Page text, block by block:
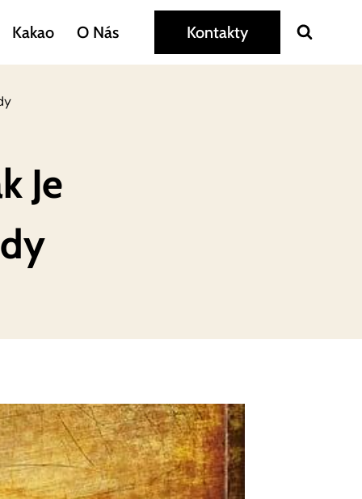
Kakao O Nás Kontakty
Je